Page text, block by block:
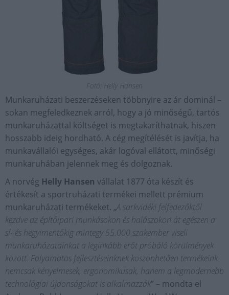
Fotó: Helly Hansen
Munkaruházati beszerzéseken többnyire az ár dominál –
sokan megfeledkeznek arról, hogy a jó minőségű, tartós
munkaruházattal költséget is megtakaríthatnak, hiszen
hosszabb ideig hordható. A cég megítélését is javítja, ha
munkavállalói egységes, akár logóval ellátott, minőségi
munkaruhában jelennek meg és dolgoznak.
A norvég Helly Hansen vállalat 1877 óta készít és
értékesít a sportruházati termékei mellett prémium
munkaruházati termékeket. „A sarkvidéki felfedezőktől
kezdve az építőipari munkásokon és halászokon át egészen a
sí- és hegyimentőkig mintegy 55.000 szakember viseli
munkaruházatainkat a leginkább erőt próbáló körülmények
között. Folyamatos fejlesztéseinknek köszönhetően termékeink
nemcsak kényelmesek, ergonomikusak, hanem a legmodernebb
technológiai újdonságokat is alkalmazzák” – mondta el